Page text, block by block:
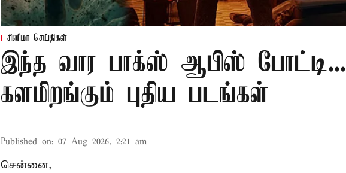
சினிமா செய்திகள்
இந்த வார பாக்ஸ் ஆபிஸ்
களமிறங்கும் புதிய படங்கள்
Published on: 07 Aug 2026, 2:21 am
சென்னை,